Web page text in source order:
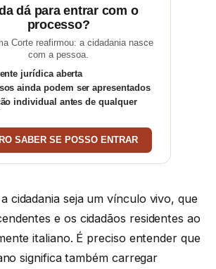
dá para entrar com o
processo?
Corte reafirmou: a cidadania nasce
com a pessoa.
jurídica aberta
ainda podem ser apresentados
individual antes de qualquer
SABER SE POSSO ENTRAR
cidadania seja um vínculo vivo, que
e os cidadãos residentes ao
italiano. É preciso entender que
significa também carregar